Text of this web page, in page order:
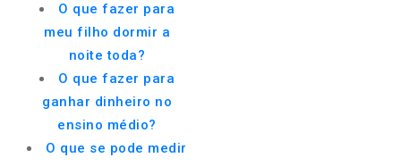
O que fazer para
meu filho dormir a
noite toda?
O que fazer para
ganhar dinheiro no
ensino médio?
O que se pode medir